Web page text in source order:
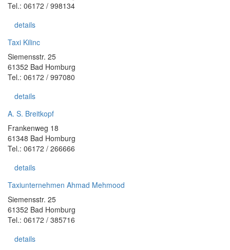
Tel.: 06172 / 998134
details
Taxi Kilinc
Siemensstr. 25
61352 Bad Homburg
Tel.: 06172 / 997080
details
A. S. Breitkopf
Frankenweg 18
61348 Bad Homburg
Tel.: 06172 / 266666
details
Taxiunternehmen Ahmad Mehmood
Siemensstr. 25
61352 Bad Homburg
Tel.: 06172 / 385716
details